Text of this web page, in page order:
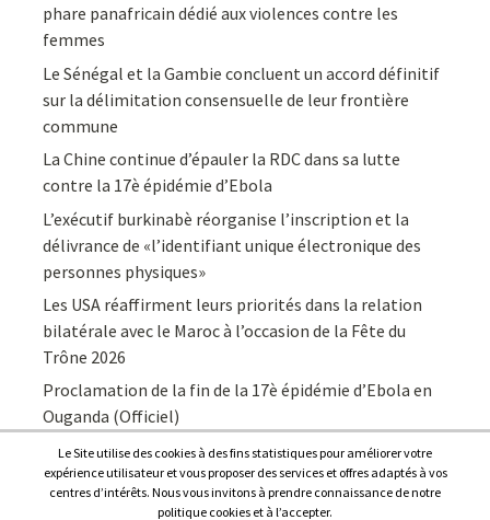
phare panafricain dédié aux violences contre les
femmes
Le Sénégal et la Gambie concluent un accord définitif
sur la délimitation consensuelle de leur frontière
commune
La Chine continue d’épauler la RDC dans sa lutte
contre la 17è épidémie d’Ebola
L’exécutif burkinabè réorganise l’inscription et la
délivrance de «l’identifiant unique électronique des
personnes physiques»
Les USA réaffirment leurs priorités dans la relation
bilatérale avec le Maroc à l’occasion de la Fête du
Trône 2026
Proclamation de la fin de la 17è épidémie d’Ebola en
Ouganda (Officiel)
Le Site utilise des cookies à des fins statistiques pour améliorer votre
expérience utilisateur et vous proposer des services et offres adaptés à vos
centres d’intérêts. Nous vous invitons à prendre connaissance de notre
politique cookies et à l’accepter.